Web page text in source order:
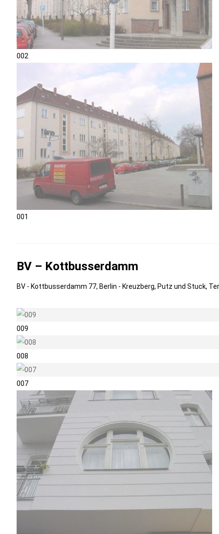
002
001
BV – Kottbusserdamm
BV - Kottbusserdamm 77, Berlin - Kreuzberg, Putz und Stuck,
009
008
007